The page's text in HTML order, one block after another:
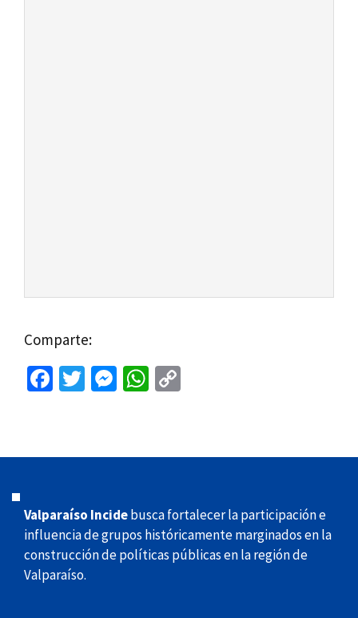
Comparte:
Fa
o
k
T
er
M
n
r
W
sA
p
y
n
k
Valparaíso Incidebusca fortalecer la participación e
influencia de grupos históricamente marginados en la
construcción de políticas públicas en la región de
Valparaíso.